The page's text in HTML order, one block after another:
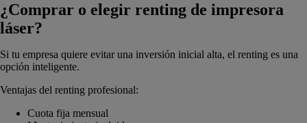
¿Comprar o elegir renting de impresora
láser?
Si tu empresa quiere evitar una inversión inicial alta, el renting es una
opción inteligente.
Ventajas del renting profesional:
Cuota fija mensual